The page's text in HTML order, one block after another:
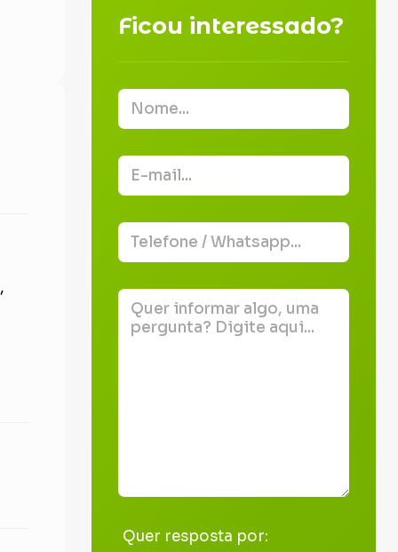
Ficou interessado?
Quer resposta por: